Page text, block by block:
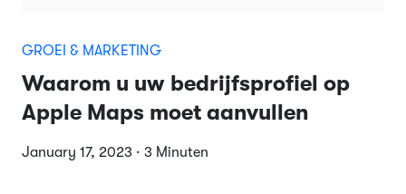
GROEI & MARKETING
Waarom u uw bedrijfsprofiel op
Apple Maps moet aanvullen
January 17, 2023 · 3 Minuten